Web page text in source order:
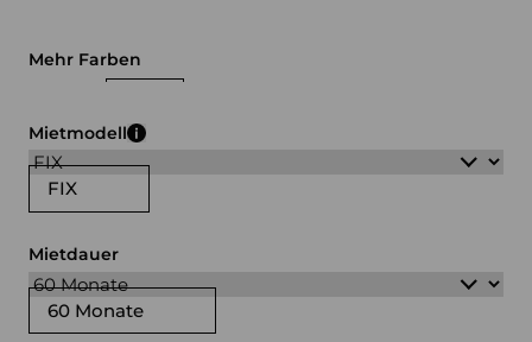
Mehr Farben
FIX
Mietmodell
60 Monate
Mietdauer